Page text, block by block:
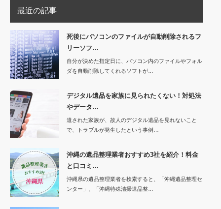
最近の記事
死後にパソコンのファイルが自動削除されるフ
リーソフ…
自分が決めた指定日に、パソコン内のファイルやフォル
ダを自動削除してくれるソフトが…
デジタル遺品を家族に見られたくない！対処法
やデータ…
遺された家族が、故人のデジタル遺品を見れないこと
で、トラブルが発生したという事例…
沖縄の遺品整理業者おすすめ3社を紹介！料金
と口コミ…
沖縄県の遺品整理業者を検索すると、「沖縄遺品整理セ
ンター」、「沖縄特殊清掃遺品整…